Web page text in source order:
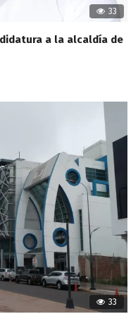
33
a la alcaldía de
33